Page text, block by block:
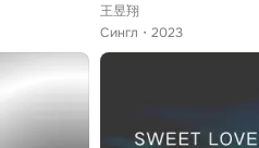
王昱翔
Сингл
2023